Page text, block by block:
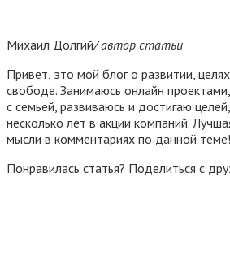
Михаил Долгий/ автор статьи
Привет, это мой блог о развитии,
свободе. Занимаюсь онлайн
с семьей, развиваюсь и достигаю
несколько лет в акции компаний.
мысли в комментариях по данной
Понравилась статья? Поделиться с